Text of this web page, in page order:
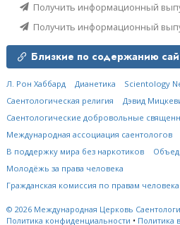
Получить информационный
Получить информационный
Близкие по содержанию
Л. Рон Хаббард Дианетика
Scientology
Саентологическая религия
Дэвид
Саентологические добровольные
Международная ассоциация саентологов
В поддержку мира без наркотиков
Молодёжь за права человека
Гражданская комиссия по правам человека
© 2026 Международная Церковь
Политика конфиденциальности • Политика